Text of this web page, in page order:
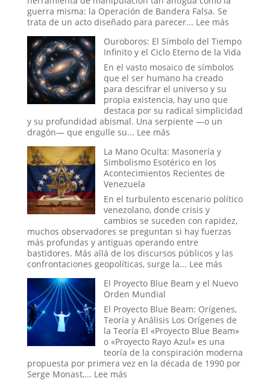
Ruta
de
Seda
guerra misma: la Operación de Bandera Falsa. Se
trata de un acto diseñado para parecer... Lee más:
de
Bandera
Falsa
¿Hasta
Ouroboros: El Símbolo del Tiempo
Infinito y el Ciclo Eterno de la Vida
En el vasto mosaico de símbolos
que el ser humano ha creado
para descifrar el universo y su
propia existencia, hay uno que
destaca por su radical simplicidad
y su profundidad abismal. Una serpiente —o un
dragón— que engulle su... Lee más:
El
Símbolo
del
Infinito
y
el
Ciclo
Eterno
de
la
La Mano Oculta: Masonería y
Simbolismo Esotérico en los
Acontecimientos Recientes de
Venezuela
En el turbulento escenario político
venezolano, donde crisis y
cambios se suceden con rapidez,
muchos observadores se preguntan si hay fuerzas
más profundas y antiguas operando entre
bastidores. Más allá de los discursos públicos y las
confrontaciones geopolíticas, surge la... Lee más:
Mano
Masonería
y
Simbolismo
Esotérico
en
los
El Proyecto Blue Beam y el Nuevo
Orden Mundial
El Proyecto Blue Beam: Orígenes,
Teoría y Análisis Los Orígenes de
la Teoría El «Proyecto Blue Beam»
o «Proyecto Rayo Azul» es una
teoría de la conspiración moderna
propuesta por primera vez en la década de 1990 por
Serge Monast,... Lee más: